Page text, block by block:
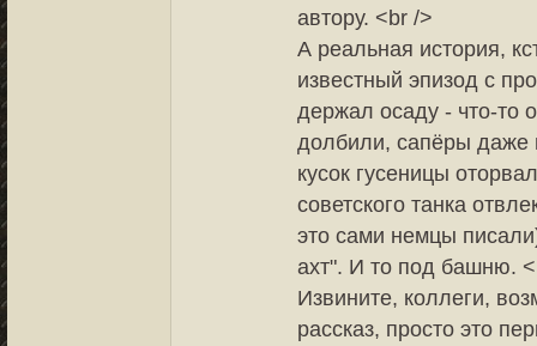
автору. <br />
А реальная история,
известный эпизод с
держал осаду - что-то
долбили, сапёры даже
кусок гусеницы
советского танка
это сами немцы
ахт". И то под башню.
Извините, коллеги,
рассказ, просто это